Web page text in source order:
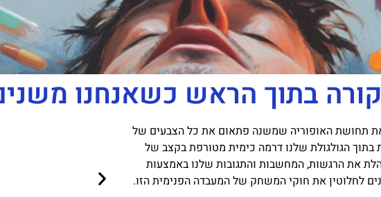
בתוך הראש כשאנחנו
את תחושת האופוריה שמשנה פתאום את כל הצבעים של
הגולגולת שלנו דרמה כימית מטורפת בקצב של
את הרגשות, המחשבות והתגובות שלנו באמצעות
לחלוטין את חוקי המשחק של המעבדה הפנימית הזו.